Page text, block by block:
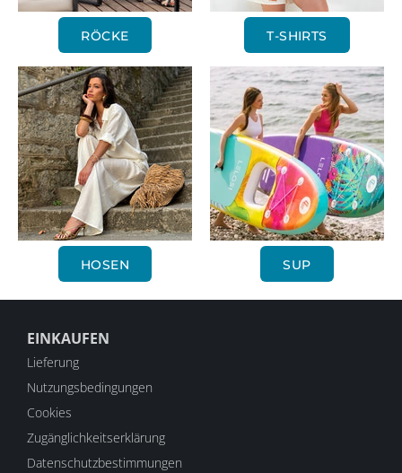
RÖCKE T-SHIRTS
HOSEN SUP
EINKAUFEN
Lieferung
Nutzungsbedingungen
Cookies
Zugänglichkeitserklärung
Datenschutzbestimmungen